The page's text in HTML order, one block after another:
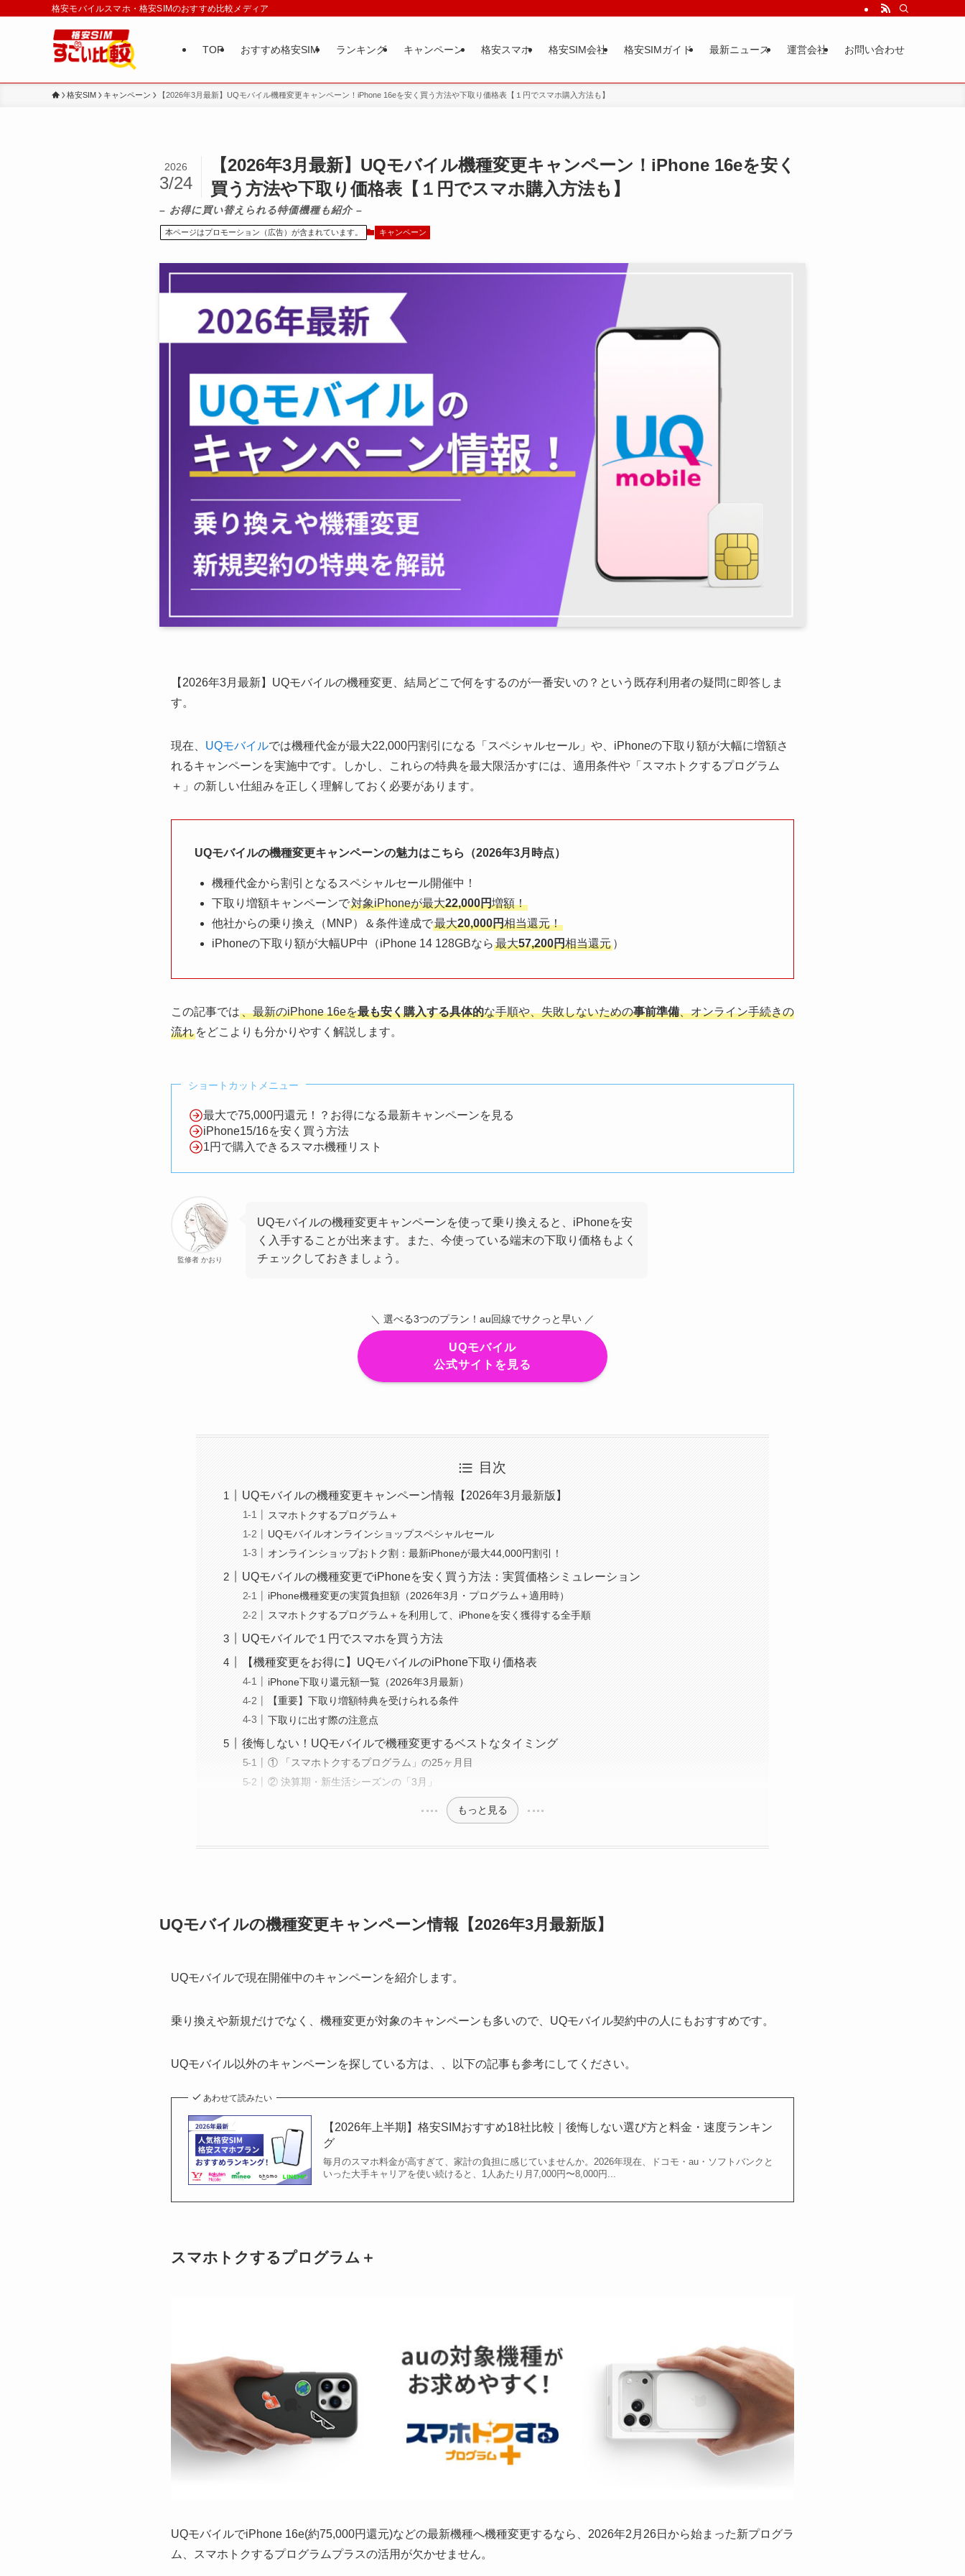
格安モバイルスマホ・格安SIMのおすすめ比較メディア
TOP おすすめ格安SIM ランキング キャンペーン 格安スマホ 格安SIM会社 格安SIMガイド 最新ニュース 運営会社 お問い合わせ
格安SIM キャンペーン 【2026年3月最新】UQモバイル機種変更キャンペーン！iPhone 16eを安く買う方法や下取り価格表【１円でスマホ購入方法も】
【2026年3月最新】UQモバイル機種変更キャンペーン！iPhone 16eを安く
買う方法や下取り価格表【１円でスマホ購入方法も】
2026
3/24
– お得に買い替えられる特価機種も紹介 –
本ページはプロモーション（広告）が含まれています。 キャンペーン
【2026年3月最新】UQモバイルの機種変更、結局どこで何をするのが一番安いの？という既存利用者の疑問に即答しま
す。
現在、 UQモバイルでは機種代金が最大22,000円割引になる「スペシャルセール」や、iPhoneの下取り額が大幅に増額さ
れるキャンペーンを実施中です。しかし、これらの特典を最大限活かすには、適用条件や「スマホトクするプログラム
＋」の新しい仕組みを正しく理解しておく必要があります。
UQモバイルの機種変更キャンペーンの魅力はこちら（2026年3月時点）
機種代金から割引となるスペシャルセール開催中！
下取り増額キャンペーンで対象iPhoneが最大22,000円増額！
他社からの乗り換え（MNP）＆条件達成で最大20,000円相当還元！
iPhoneの下取り額が大幅UP中（iPhone 14 128GBなら 最大57,200円相当還元 ）
この記事では、最新のiPhone 16eを最も安く購入する具体的な手順や、失敗しないための事前準備、オンライン手続きの
流れ をどこよりも分かりやすく解説します。
ショートカットメニュー
最大で75,000円還元！？お得になる最新キャンペーンを見る
iPhone15/16を安く買う方法
1円で購入できるスマホ機種リスト
監修者 かおり
UQモバイルの機種変更キャンペーンを使って乗り換えると、iPhoneを安
く入手することが出来ます。また、今使っている端末の下取り価格もよく
チェックしておきましょう。
＼ 選べる3つのプラン！au回線でサクっと早い ／
UQモバイル
公式サイトを見る
目次
UQモバイルの機種変更キャンペーン情報【2026年3月最新版】
スマホトクするプログラム＋
UQモバイルオンラインショップスペシャルセール
オンラインショップおトク割：最新iPhoneが最大44,000円割引！
UQモバイルの機種変更でiPhoneを安く買う方法：実質価格シミュレーション
iPhone機種変更の実質負担額（2026年3月・プログラム＋適用時）
スマホトクするプログラム＋を利用して、iPhoneを安く獲得する全手順
UQモバイルで１円でスマホを買う方法
【機種変更をお得に】UQモバイルのiPhone下取り価格表
iPhone下取り還元額一覧（2026年3月最新）
【重要】下取り増額特典を受けられる条件
下取りに出す際の注意点
後悔しない！UQモバイルで機種変更するベストなタイミング
① 「スマホトクするプログラム」の25ヶ月目
② 決算期・新生活シーズンの「3月」
もっと見る
UQモバイルの機種変更キャンペーン情報【2026年3月最新版】
UQモバイルで現在開催中のキャンペーンを紹介します。
乗り換えや新規だけでなく、機種変更が対象のキャンペーンも多いので、UQモバイル契約中の人にもおすすめです。
UQモバイル以外のキャンペーンを探している方は、、以下の記事も参考にしてください。
あわせて読みたい
【2026年上半期】格安SIMおすすめ18社比較｜後悔しない選び方と料金・速度ランキン
グ
毎月のスマホ料金が高すぎて、家計の負担に感じていませんか。2026年現在、ドコモ・au・ソフトバンクと
いった大手キャリアを使い続けると、1人あたり月7,000円〜8,000円...
スマホトクするプログラム＋
UQモバイルでiPhone 16e(約75,000円還元)などの最新機種へ機種変更するなら、2026年2月26日から始まった新プログラ
ム、スマホトクするプログラムプラスの活用が欠かせません。